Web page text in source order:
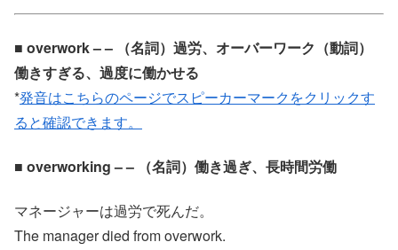
■ overwork – – （名詞）過労、オーバーワーク（動詞）
働きすぎる、過度に働かせる
*発音はこちらのページでスピーカーマークをクリックす
ると確認できます。
■ overworking – – （名詞）働き過ぎ、長時間労働
マネージャーは過労で死んだ。
The manager died from overwork.